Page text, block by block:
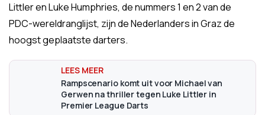
Littler en Luke Humphries, de nummers 1 en 2 van de
PDC-wereldranglijst, zijn de Nederlanders in Graz de
hoogst geplaatste darters.
Rampscenario komt uit voor Michael van
Gerwen na thriller tegen Luke Littler in
Premier League Darts